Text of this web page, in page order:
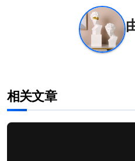
相关文章